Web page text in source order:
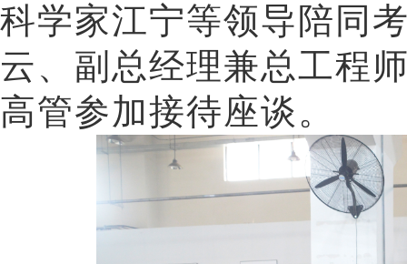
科学家江宁等领导陪同
云、副总经理兼总工程
高管参加接待座谈。